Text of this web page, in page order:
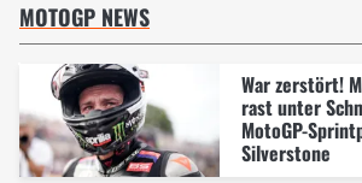
MOTOGP NEWS
War zerstört!
rast unter
MotoGP-
Silverstone